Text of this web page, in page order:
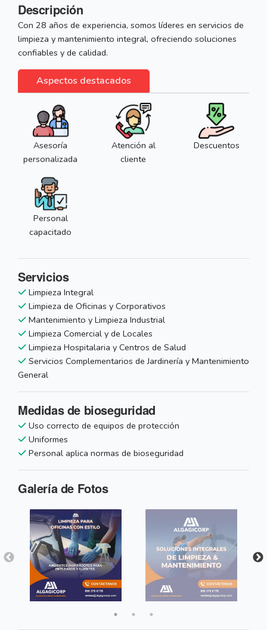
Descripción
Con 28 años de experiencia, somos líderes en servicios de
limpieza y mantenimiento integral, ofreciendo soluciones
confiables y de calidad.
Aspectos destacados
Asesoría
personalizada
Atención al
cliente
Descuentos
Personal
capacitado
Servicios
Limpieza Integral
Limpieza de Oficinas y Corporativos
Mantenimiento y Limpieza Industrial
Limpieza Comercial y de Locales
Limpieza Hospitalaria y Centros de Salud
Servicios Complementarios de Jardinería y Mantenimiento
General
Medidas de bioseguridad
Uso correcto de equipos de protección
Uniformes
Personal aplica normas de bioseguridad
Galería de Fotos